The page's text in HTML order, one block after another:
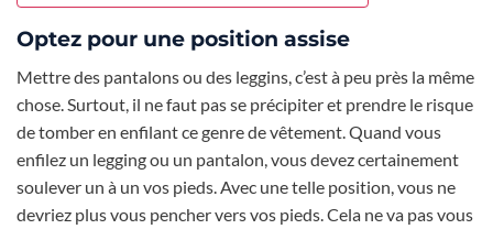
Optez pour une position assise
Mettre des pantalons ou des leggins, c’est à peu près la même
chose. Surtout, il ne faut pas se précipiter et prendre le risque
de tomber en enfilant ce genre de vêtement. Quand vous
enfilez un legging ou un pantalon, vous devez certainement
soulever un à un vos pieds. Avec une telle position, vous ne
devriez plus vous pencher vers vos pieds. Cela ne va pas vous